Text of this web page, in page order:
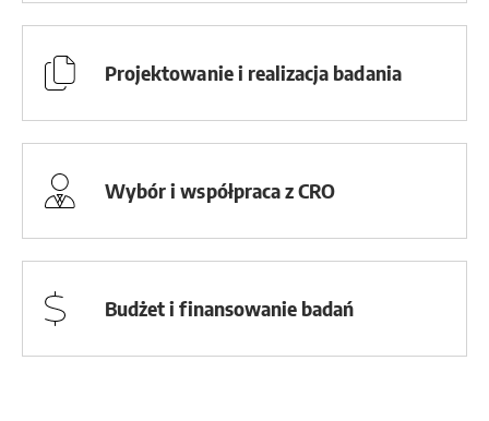
Projektowanie i realizacja badania
Wybór i współpraca z CRO
Budżet i finansowanie badań